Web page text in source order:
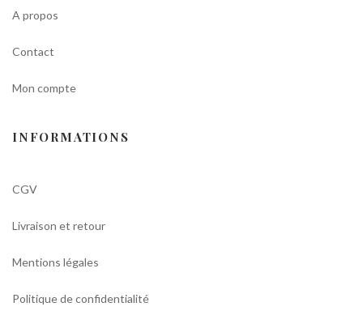
A propos
Contact
Mon compte
INFORMATIONS
CGV
Livraison et retour
Mentions légales
Politique de confidentialité